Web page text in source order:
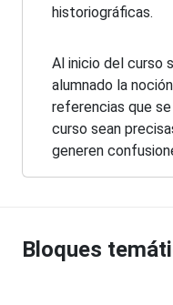
historiográficas.
Al inicio del curso
alumnado la
referencias que
curso sean
generen
Bloques